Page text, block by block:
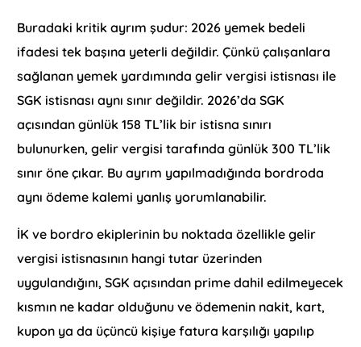
Buradaki kritik ayrım şudur: 2026 yemek bedeli
ifadesi tek başına yeterli değildir. Çünkü çalışanlara
sağlanan yemek yardımında gelir vergisi istisnası ile
SGK istisnası aynı sınır değildir. 2026’da SGK
açısından günlük 158 TL’lik bir istisna sınırı
bulunurken, gelir vergisi tarafında günlük 300 TL’lik
sınır öne çıkar. Bu ayrım yapılmadığında bordroda
aynı ödeme kalemi yanlış yorumlanabilir.
İK ve bordro ekiplerinin bu noktada özellikle gelir
vergisi istisnasının hangi tutar üzerinden
uygulandığını, SGK açısından prime dahil edilmeyecek
kısmın ne kadar olduğunu ve ödemenin nakit, kart,
kupon ya da üçüncü kişiye fatura karşılığı yapılıp